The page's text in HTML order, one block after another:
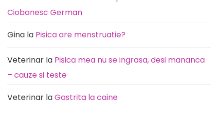
Ciobanesc German
Gina la Pisica are menstruatie?
Veterinar la Pisica mea nu se ingrasa, desi mananca
– cauze si teste
Veterinar laGastrita la caine